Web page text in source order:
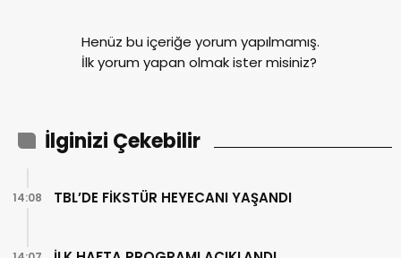
Henüz bu içeriğe yorum yapılmamış.
İlk yorum yapan olmak ister misiniz?
İlginizi Çekebilir
TBL’DE FİKSTÜR HEYECANI YAŞANDI
14:08